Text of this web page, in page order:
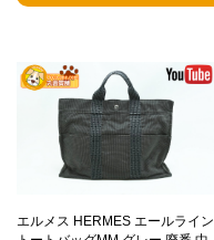
エルメス HERMES エールライン